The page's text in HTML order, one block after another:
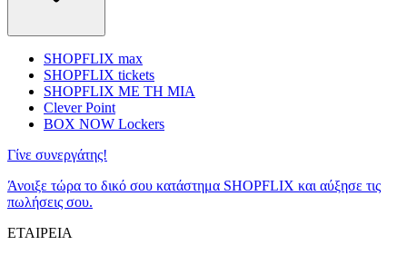
SHOPFLIX max
SHOPFLIX tickets
SHOPFLIX ΜΕ ΤΗ ΜΙΑ
Clever Point
BOX NOW Lockers
Γίνε συνεργάτης!
Άνοιξε τώρα το δικό σου κατάστημα SHOPFLIX και αύξησε τις
πωλήσεις σου.
ΕΤΑΙΡΕΙΑ